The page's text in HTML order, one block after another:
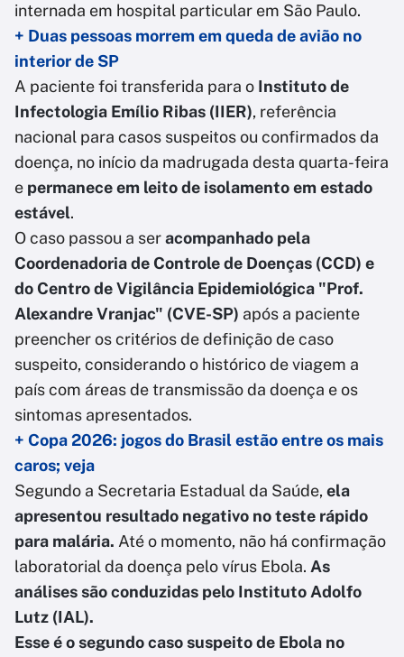
internada em hospital particular em São Paulo.
+ Duas pessoas morrem em queda de avião no
interior de SP
A paciente foi transferida para o Instituto de
Infectologia Emílio Ribas (IIER), referência
nacional para casos suspeitos ou confirmados da
doença, no início da madrugada desta quarta-feira
e permanece em leito de isolamento em estado
estável.
O caso passou a seracompanhado pela
Coordenadoria de Controle de Doenças (CCD) e
do Centro de Vigilância Epidemiológica "Prof.
Alexandre Vranjac" (CVE-SP) após a paciente
preencher os critérios de definição de caso
suspeito, considerando o histórico de viagem a
país com áreas de transmissão da doença e os
sintomas apresentados.
+ Copa 2026: jogos do Brasil estão entre os mais
caros; veja
Segundo a Secretaria Estadual da Saúde, ela
apresentou resultado negativo no teste rápido
para malária. Até o momento, não há confirmação
laboratorial da doença pelo vírus Ebola. As
análises são conduzidas pelo Instituto Adolfo
Lutz (IAL).
Esse é o segundo caso suspeito de Ebola no